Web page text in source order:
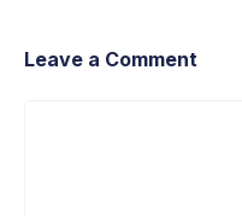
Leave a Comment